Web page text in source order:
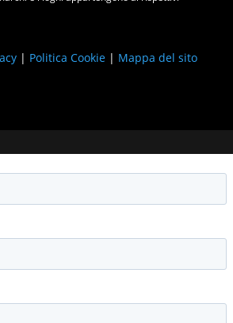
| Politica Cookie | Mappa del sito